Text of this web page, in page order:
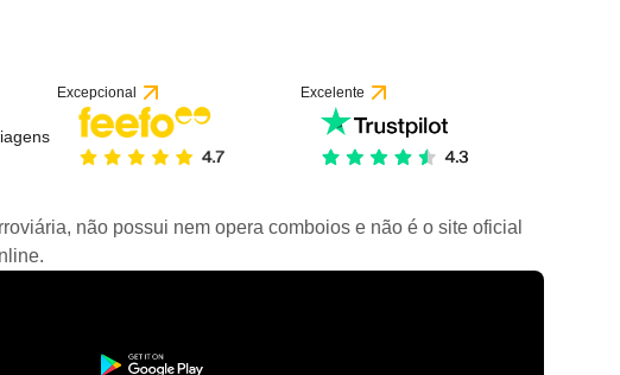
Excepcional Excelente
não possui nem opera comboios e não é o site oficial